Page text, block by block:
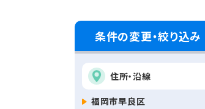
条件の変更・絞り込み
住所・沿線
福岡市早良区